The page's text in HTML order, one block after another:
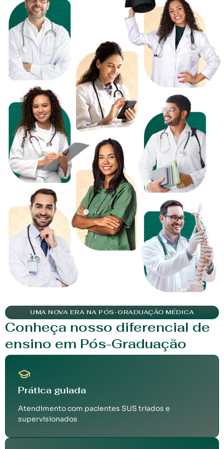
UMA NOVA ERA NA PÓS-GRADUAÇÃO MÉDICA
Conheça nosso diferencial de
ensino em Pós-Graduação
Prática guiada
Atendimento com pacientes SUS triados e
supervisionados